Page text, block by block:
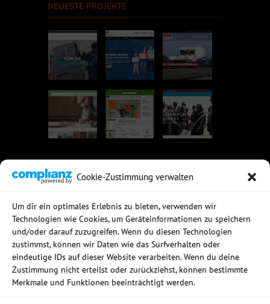
Cookie-Zustimmung verwalten
Um dir ein optimales Erlebnis zu bieten, verwenden wir
Technologien wie Cookies, um Geräteinformationen zu speichern
und/oder darauf zuzugreifen. Wenn du diesen Technologien
zustimmst, können wir Daten wie das Surfverhalten oder
eindeutige IDs auf dieser Website verarbeiten. Wenn du deine
Zustimmung nicht erteilst oder zurückziehst, können bestimmte
Merkmale und Funktionen beeinträchtigt werden.
NEUESTE PROJEKTE
Rechtssichere Email-Archivierung
MDaemon Mail- & Groupwareserver
Virtualisierung mit vmWare
Sophos UTM - Mehr als eine Firewall